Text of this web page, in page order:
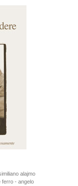
alajmo
ferro - angelo